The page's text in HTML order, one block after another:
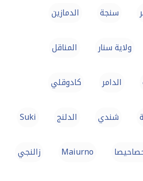
سنجة الدمازين‎
ولاية سنار المناقل
الدامر كادوقلي‎
شندي الدلنج Suki
Maiurno زالنجي